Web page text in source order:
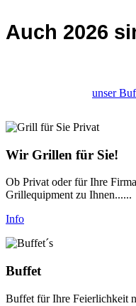
Auch 2026
unser
Wir Grillen für Sie!
Ob Privat oder für Ihre
Grillequipment zu Ihnen......
Info
Buffet
Buffet für Ihre Feierlichkeit